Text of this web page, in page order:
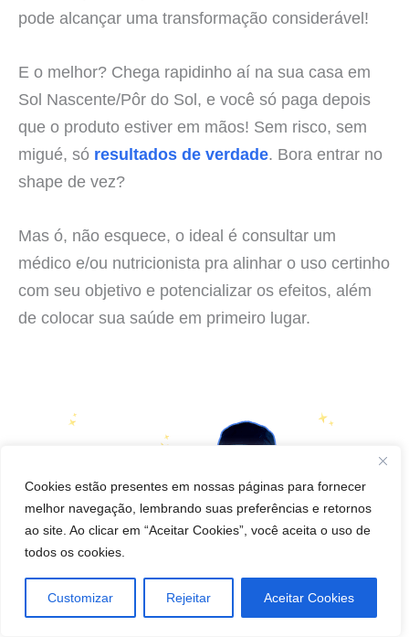
Cookies estão presentes em nossas páginas para fornecer
melhor navegação, lembrando suas preferências e retornos
ao site. Ao clicar em “Aceitar Cookies”, você aceita o uso de
todos os cookies.
Customizar Rejeitar Aceitar Cookies
pode alcançar uma transformação considerável!
E o melhor? Chega rapidinho aí na sua casa em
Sol Nascente/Pôr do Sol, e você só paga depois
que o produto estiver em mãos! Sem risco, sem
migué, só resultados de verdade. Bora entrar no
shape de vez?
Mas ó, não esquece, o ideal é consultar um
médico e/ou nutricionista pra alinhar o uso certinho
com seu objetivo e potencializar os efeitos, além
de colocar sua saúde em primeiro lugar.